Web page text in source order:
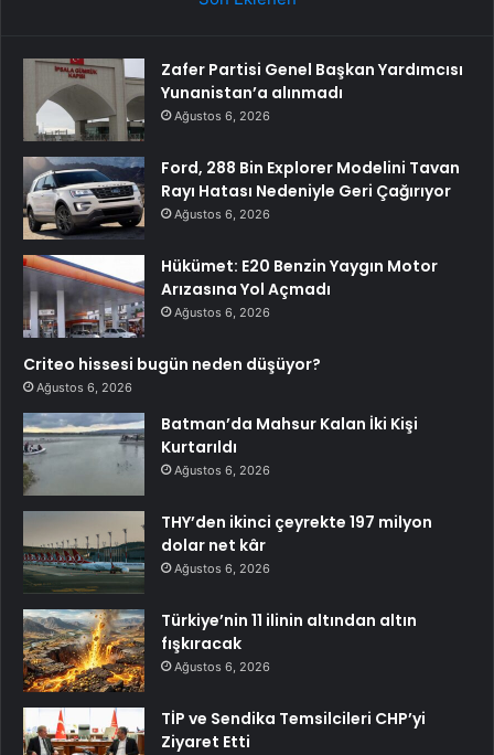
Zafer Partisi Genel Başkan Yardımcısı
Yunanistan’a alınmadı
Ağustos 6, 2026
Ford, 288 Bin Explorer Modelini Tavan
Rayı Hatası Nedeniyle Geri Çağırıyor
Ağustos 6, 2026
Hükümet: E20 Benzin Yaygın Motor
Arızasına Yol Açmadı
Ağustos 6, 2026
Criteo hissesi bugün neden düşüyor?
Ağustos 6, 2026
Batman’da Mahsur Kalan İki Kişi
Kurtarıldı
Ağustos 6, 2026
THY’den ikinci çeyrekte 197 milyon
dolar net kâr
Ağustos 6, 2026
Türkiye’nin 11 ilinin altından altın
fışkıracak
Ağustos 6, 2026
TİP ve Sendika Temsilcileri CHP’yi
Ziyaret Etti